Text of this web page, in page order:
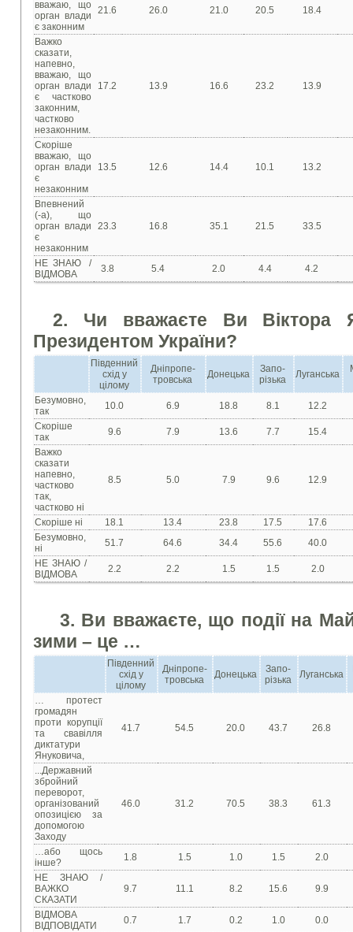
вважаю, що
орган влади
є законним
21.6 26.0 21.0 20.5 18.4
Важко
сказати,
напевно,
вважаю, що
орган влади
є частково
законним,
частково
незаконним.
17.2 13.9 16.6 23.2 13.9
Скоріше
вважаю, що
орган влади
є
незаконним
13.5 12.6 14.4 10.1 13.2
Впевнений
(-а), що
орган влади
є
незаконним
23.3 16.8 35.1 21.5 33.5
НЕ ЗНАЮ /
ВІДМОВА
3.8 5.4 2.0 4.4 4.2
2. Чи вважаєте Ви Віктора
Президентом України?
Південний
схід у
цілому
Дніпропе-
тровська
Донецька
Запо-
різька
Луганська
Безумовно,
так
10.0 6.9 18.8 8.1
12.2
Скоріше
так
9.6 7.9 13.6 7.7
15.4
Важко
сказати
напевно,
частково
так,
частково ні
8.5 5.0 7.9 9.6 12.9
Скоріше ні 18.1 13.4 23.8 17.5
17.6
Безумовно,
ні
51.7 64.6 34.4 55.6
40.0
НЕ ЗНАЮ /
ВІДМОВА
2.2 2.2 1.5 1.5 2.0
3. Ви вважаєте, що події на
зими – це …
Південний
схід у
цілому
Дніпропе-
тровська
Донецька
Запо-
різька
Луганська
… протест
громадян
проти корупції
та свавілля
диктатури
Януковича,
41.7 54.5 20.0 43.7 26.8
...Державний
збройний
переворот,
організований
опозицією за
допомогою
Заходу
46.0 31.2 70.5 38.3 61.3
…або щось
інше?
1.8 1.5 1.0 1.5
2.0
НЕ ЗНАЮ /
ВАЖКО
СКАЗАТИ
9.7 11.1 8.2 15.6 9.9
ВІДМОВА
ВІДПОВІДАТИ
0.7 1.7 0.2 1.0 0.0